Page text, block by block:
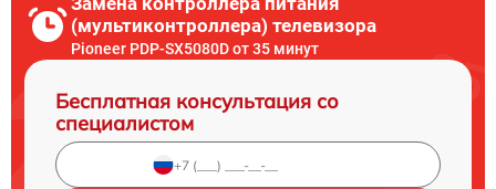
(мультиконтроллера) телевизора
Pioneer PDP-SX5080D от 35 минут
Бесплатная консультация со
специалистом